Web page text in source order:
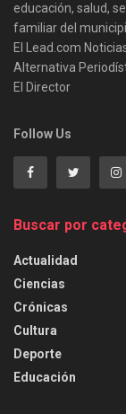
educación, salud,
familiar del
El Lead.com
Alternativa
El Director
Follow Us
Buscar por
Actualidad
Ciencias
Crónicas
Cultura
Deporte
Educación